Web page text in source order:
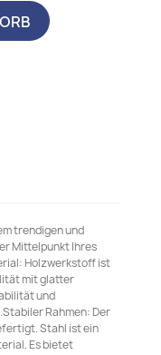
trendigen und
Mittelpunkt Ihres
Holzwerkstoff ist
mit glatter
und
Rahmen: Der
Stahl ist ein
Es bietet